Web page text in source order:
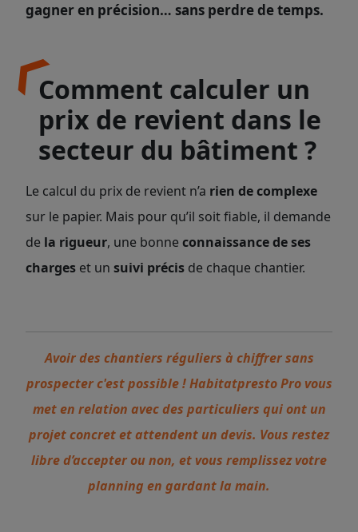
gagner en précision… sans perdre de temps.
Comment calculer un
prix de revient dans le
secteur du bâtiment ?
Le calcul du prix de revient n’a rien de complexe
sur le papier. Mais pour qu’il soit fiable, il demande
de la rigueur, une bonne connaissance de ses
charges et un suivi précis de chaque chantier.
Avoir des chantiers réguliers à chiffrer sans
prospecter c'est possible ! Habitatpresto Pro vous
met en relation avec des particuliers qui ont un
projet concret et attendent un devis. Vous restez
libre d’accepter ou non, et vous remplissez votre
planning en gardant la main.